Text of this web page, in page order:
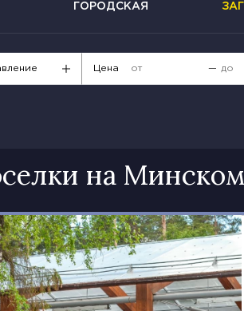
ГОРОДСКАЯ
Цена —
на